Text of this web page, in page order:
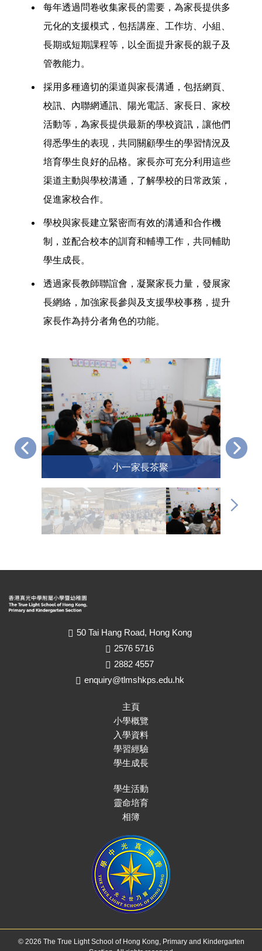
每年透過問卷收集家長的需要，為家長提供多
元化的支援模式，包括講座、工作坊、小組、
長期或短期課程等，以全面提升家長的親子及
管教能力。
採用多種適切的渠道與家長溝通，包括網頁、
校訊、內聯網通訊、陽光電話、家長日、家校
活動等，為家長提供最新的學校資訊，讓他們
得悉學生的表現，共同關顧學生的學習情況及
培育學生良好的品格。家長亦可充分利用這些
渠道主動與學校溝通，了解學校的日常政策，
促進家校合作。
學校與家長建立緊密而有效的溝通和合作機
制，並配合校本的訓育和輔導工作，共同輔助
學生成長。
透過家長教師聯誼會，凝聚家長力量，發展家
長網絡，加強家長參與及支援學校事務，提升
家長作為持分者角色的功能。
小一家長茶聚
50 Tai Hang Road, Hong Kong
2576 5716
2882 4557
enquiry@tlmshkps.edu.hk
主頁
小學概覽
入學資料
學習經驗
學生成長
學生活動
靈命培育
相簿
© 2026 The True Light School of Hong Kong, Primary and Kindergarten